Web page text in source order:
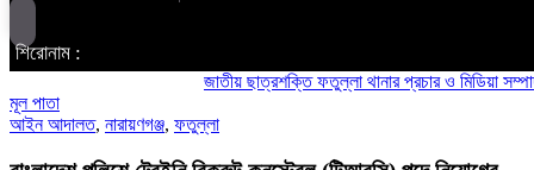
শিরোনাম :
জাতীয় ছাত্রশক্তি ফতুল্লা থানার প্রচার ও মিডিয়া সম্পাদক
মূল পাতা
আইন আদালত, নারায়ণগঞ্জ, ফতুল্লা